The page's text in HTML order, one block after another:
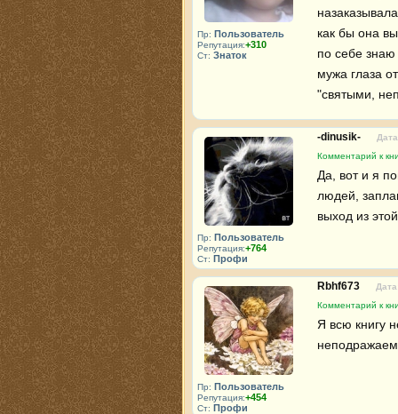
Пр: Пользователь
Репутация:+310
Ст: Знаток
как бы она
по себе знаю
мужа глаза
"святыми,
Пр: Пользователь
Репутация:+764
Ст: Профи
-dinusik-
Комментарий к
Да, вот и я
людей,
выход из
Пр: Пользователь
Репутация:+454
Ст: Профи
Rbhf673
Комментарий к
Я всю книгу